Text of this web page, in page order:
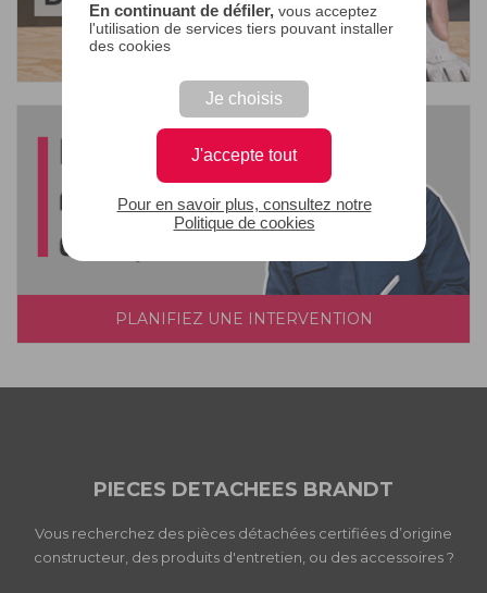
En continuant de défiler,vous acceptez
l'utilisation de services tiers pouvant installer
des cookies
Je choisis
J'accepte tout
Pour en savoir plus, consultez notre
Politique de cookies
PLANIFIEZ UNE INTERVENTION
PIECES DETACHEES BRANDT
Vous recherchez des pièces détachées certifiées d’origine
constructeur, des produits d'entretien, ou des accessoires ?